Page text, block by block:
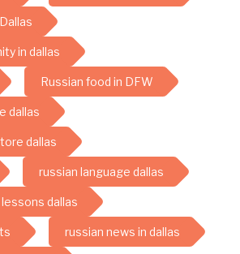
in dallas
Russian food in DFW
dallas
dallas
russian language dallas
dallas
russian news in dallas